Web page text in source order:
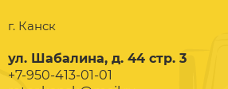
г. Канск
ул. Шабалина, д. 44 стр. 3
+7-950-413-01-01